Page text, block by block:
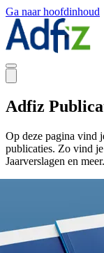
Ga naar hoofdinhoud
Adfiz
Op deze pagina vind
publicaties. Zo vind
Jaarverslagen en meer.